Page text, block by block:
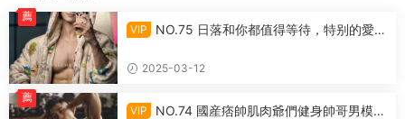
VIP
NO.75 日落和你都值得等待，特别的愛給
2025-03-12
薦
VIP
NO.74 國産痞帥肌肉爺們健身帥哥男模體
薦